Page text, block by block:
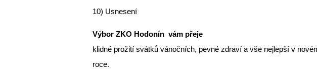
10) Usnesení
Výbor ZKO Hodonín vám přeje
klidné prožití svátků vánočních, pevné zdraví a vše nejlepší v
roce.